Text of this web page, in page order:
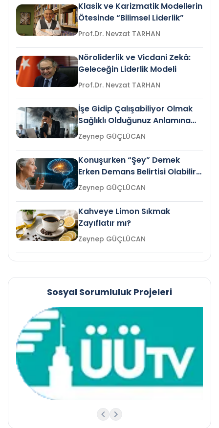
Klasik ve Karizmatik Modellerin
Ötesinde “Bilimsel Liderlik”
Prof.Dr. Nevzat TARHAN
Nöroliderlik ve Vicdani Zekâ:
Geleceğin Liderlik Modeli
Prof.Dr. Nevzat TARHAN
İşe Gidip Çalışabiliyor Olmak
Sağlıklı Olduğunuz Anlamına
Gelir mi?Zeynep GÜÇLÜCAN
Konuşurken “Şey” Demek
Erken Demans Belirtisi Olabilir
mi?
Zeynep GÜÇLÜCAN
Kahveye Limon Sıkmak
Zayıflatır mı?
Zeynep GÜÇLÜCAN
Sosyal Sorumluluk Projeleri